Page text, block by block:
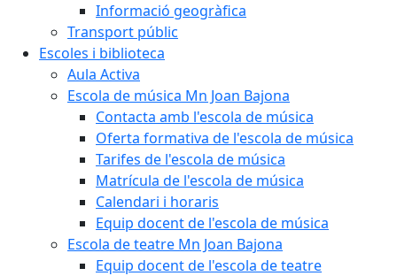
Informació geogràfica
Transport públic
Escoles i biblioteca
Aula Activa
Escola de música Mn Joan Bajona
Contacta amb l'escola de música
Oferta formativa de l'escola de música
Tarifes de l'escola de música
Matrícula de l'escola de música
Calendari i horaris
Equip docent de l'escola de música
Escola de teatre Mn Joan Bajona
Equip docent de l'escola de teatre